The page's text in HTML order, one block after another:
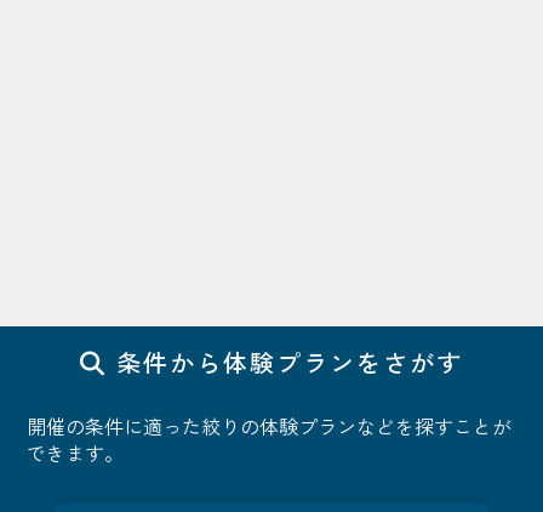
条件から体験プランをさがす
開催の条件に適った絞りの体験プランなどを探すことが
できます。